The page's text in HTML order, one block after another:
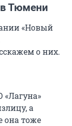
Тюмени
«Новый
о них.
«Лагуна»
а
она тоже